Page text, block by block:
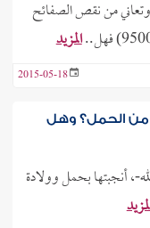
من نقص الصفائح
المزيد
2015-05-18
ما سبب نزول الماء في الأسبوع 29 من الحمل؟ وهل
، أنجبتها بحمل وولادة